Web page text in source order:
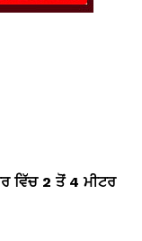
ਵਿੱਚ 2 ਤੋਂ 4 ਮੀਟਰ